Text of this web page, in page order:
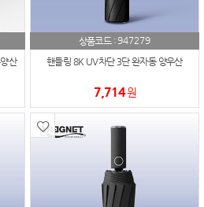
산
상품코드 :947279
핸들링 8K UV차단 3단 완자동 양우산
7,714원